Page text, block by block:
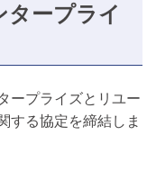
タープライ
ープライズとリユー
する協定を締結しま